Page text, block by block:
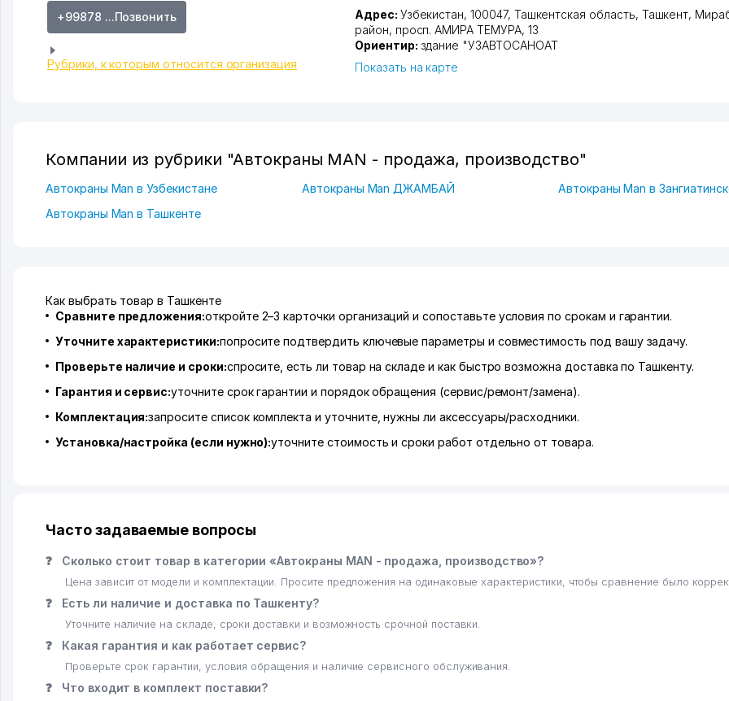
+99878 ...Позвонить
Рубрики, к которым относится организация
Адрес: Узбекистан, 100047, Ташкентская область, Ташкент,
район, просп. АМИРА ТЕМУРА, 13
Ориентир: здание "УЗАВТОСАНОАТ
Показать на карте
Компании из рубрики "Автокраны MAN - продажа, производство"
Автокраны Man в Узбекистане Автокраны Man ДЖАМБАЙ
Автокраны Man в
Автокраны Man в Ташкенте
Как выбрать товар в Ташкенте
Сравните предложения:откройте 2–3 карточки организаций и сопоставьте условия по срокам и гарантии.
Уточните характеристики:попросите подтвердить ключевые параметры и совместимость под вашу задачу.
Проверьте наличие и сроки:спросите, есть ли товар на складе и как быстро возможна доставка по Ташкенту.
Гарантия и сервис:уточните срок гарантии и порядок обращения (сервис/ремонт/замена).
Комплектация:запросите список комплекта и уточните, нужны ли аксессуары/расходники.
Установка/настройка (если нужно):уточните стоимость и сроки работ отдельно от товара.
Часто задаваемые вопросы
❓ Сколько стоит товар в категории «Автокраны MAN - продажа, производство»?
Цена зависит от модели и комплектации. Просите предложения на одинаковые характеристики, чтобы сравнение было
❓ Есть ли наличие и доставка по Ташкенту?
Уточните наличие на складе, сроки доставки и возможность срочной поставки.
❓ Какая гарантия и как работает сервис?
Проверьте срок гарантии, условия обращения и наличие сервисного обслуживания.
❓ Что входит в комплект поставки?